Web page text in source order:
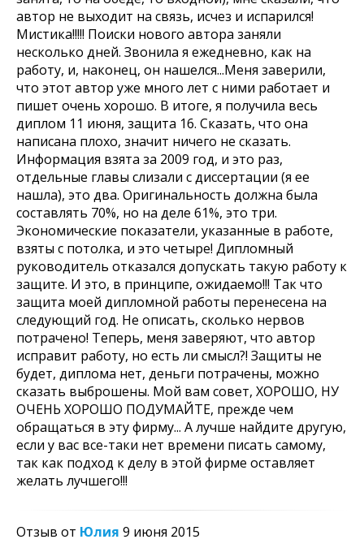
автор не выходит на связь, исчез и испарился!
Мистика!!!!! Поиски нового автора заняли
несколько дней. Звонила я ежедневно, как на
работу, и, наконец, он нашелся...Меня заверили,
что этот автор уже много лет с ними работает и
пишет очень хорошо. В итоге, я получила весь
диплом 11 июня, защита 16. Сказать, что она
написана плохо, значит ничего не сказать.
Информация взята за 2009 год, и это раз,
отдельные главы слизали с диссертации (я ее
нашла), это два. Оригинальность должна была
составлять 70%, но на деле 61%, это три.
Экономические показатели, указанные в работе,
взяты с потолка, и это четыре! Дипломный
руководитель отказался допускать такую работу к
защите. И это, в принципе, ожидаемо!!! Так что
защита моей дипломной работы перенесена на
следующий год. Не описать, сколько нервов
потрачено! Теперь, меня заверяют, что автор
исправит работу, но есть ли смысл?! Защиты не
будет, диплома нет, деньги потрачены, можно
сказать выброшены. Мой вам совет, ХОРОШО, НУ
ОЧЕНЬ ХОРОШО ПОДУМАЙТЕ, прежде чем
обращаться в эту фирму... А лучше найдите другую,
если у вас все-таки нет времени писать самому,
так как подход к делу в этой фирме оставляет
желать лучшего!!!
Отзыв от Юлия 9 июня 2015